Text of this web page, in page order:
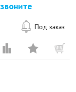
звоните
Под заказ